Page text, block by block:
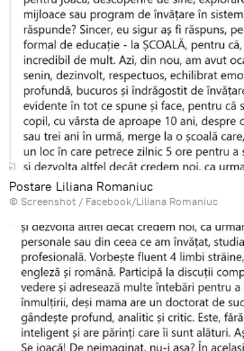
Postare Liliana Romaniuc
© Screenshot / Facebook/Liliana Romaniuc